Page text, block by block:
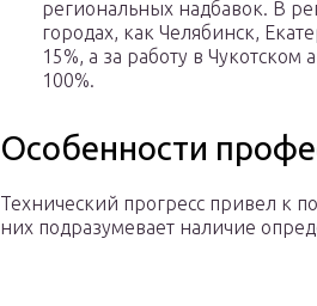
региональных надбавок. В
городах, как Челябинск,
15%, а за работу в
100%.
Особенности
Технический прогресс привел к
них подразумевает наличие